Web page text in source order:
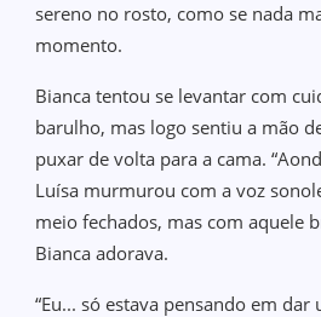
sereno no rosto, como se nada
momento.
Bianca tentou se levantar com
barulho, mas logo sentiu a mão
puxar de volta para a cama.
Luísa murmurou com a voz
meio fechados, mas com aquele
Bianca adorava.
“Eu... só estava pensando em dar